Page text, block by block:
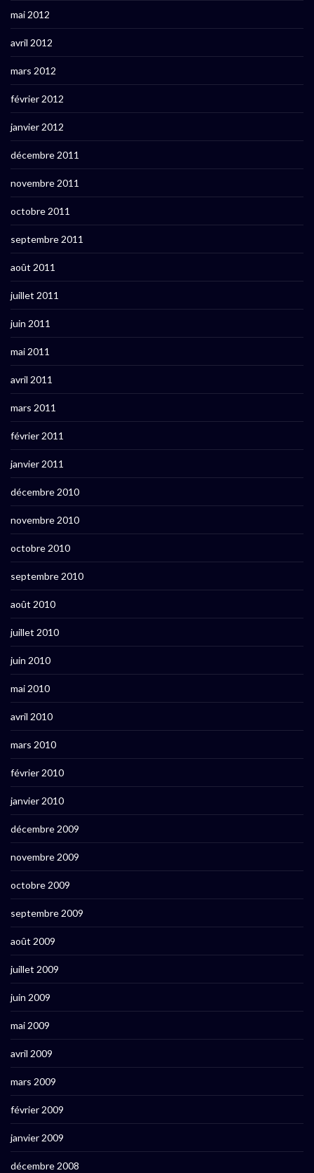
mai 2012
avril 2012
mars 2012
février 2012
janvier 2012
décembre 2011
novembre 2011
octobre 2011
septembre 2011
août 2011
juillet 2011
juin 2011
mai 2011
avril 2011
mars 2011
février 2011
janvier 2011
décembre 2010
novembre 2010
octobre 2010
septembre 2010
août 2010
juillet 2010
juin 2010
mai 2010
avril 2010
mars 2010
février 2010
janvier 2010
décembre 2009
novembre 2009
octobre 2009
septembre 2009
août 2009
juillet 2009
juin 2009
mai 2009
avril 2009
mars 2009
février 2009
janvier 2009
décembre 2008